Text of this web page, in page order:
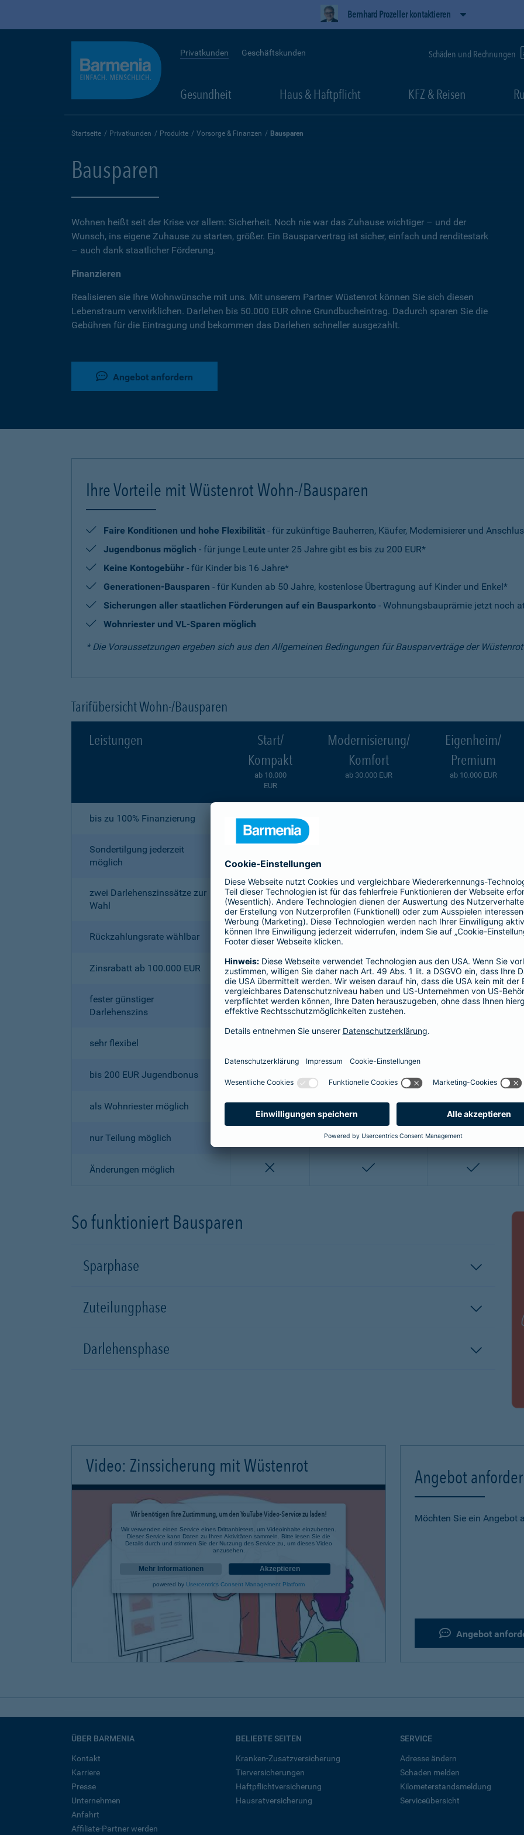
Bernhard Prozeller kontaktieren
Privatkunden Geschäftskunden Schäden und Rechnungen
Gesundheit Haus & Haftpflicht KFZ & Reisen
Startseite Privatkunden Produkte Vorsorge & Finanzen Bausparen
Bausparen
Wohnen heißt seit der Krise vor allem: Sicherheit. Noch nie war das Zuhause wichtiger – und der
Wunsch, ins eigene Zuhause zu starten, größer. Ein Bausparvertrag ist sicher, einfach und renditestark
– auch dank staatlicher Förderung.
Finanzieren
Realisieren sie Ihre Wohnwünsche mit uns. Mit unserem Partner Wüstenrot können Sie sich diesen
Lebenstraum verwirklichen. Darlehen bis 50.000 EUR ohne Grundbucheintrag. Dadurch sparen Sie die
Gebühren für die Eintragung und bekommen das Darlehen schneller ausgezahlt.
Angebot anfordern
Ihre Vorteile mit Wüstenrot Wohn-/Bausparen
Faire Konditionen und hohe Flexibilität - für zukünftige Bauherren, Käufer, Modernisierer und
Jugendbonus möglich - für junge Leute unter 25 Jahre gibt es bis zu 200 EUR*
Keine Kontogebühr - für Kinder bis 16 Jahre*
Generationen-Bausparen - für Kunden ab 50 Jahre, kostenlose Übertragung auf Kinder und Enkel*
Sicherungen aller staatlichen Förderungen auf ein Bausparkonto - Wohnungsbauprämie jetzt noch
Wohnriester und VL-Sparen möglich
* Die Voraussetzungen ergeben sich aus den Allgemeinen Bedingungen für Bausparverträge der
Tarifübersicht Wohn-/Bausparen
Leistungen
Start/
Kompakt
ab 10.000
EUR
Modernisierung/
Komfort
ab 30.000 EUR
Eigenheim/
Premium
ab 10.000 EUR
bis zu 100% Finanzierung enthalten
Sondertilgung jederzeit
möglich
zwei Darlehenszinssätze zur
Wahl
nicht enthalten enthalten enthalten
Rückzahlungsrate wählbar nicht enthalten nicht enthalten enthalten
Zinsrabatt ab 100.000 EUR nicht enthalten nicht enthalten enthalten
fester günstiger
Darlehenszins
enthalten enthalten enthalten
sehr flexibel
bis 200 EUR Jugendbonus
als Wohnriester möglich nicht enthalten nicht enthalten enthalten
nur Teilung möglich nicht enthalten
Änderungen möglich enthalten enthalten
So funktioniert Bausparen
Sparphase
Zuteilungphase
Darlehensphase
Video: Zinssicherung mit Wüstenrot
Wir benötigen Ihre Zustimmung, um den YouTube Video-Service zu laden!
Wir verwenden einen Service eines Drittanbieters, um Videoinhalte einzubetten.
Dieser Service kann Daten zu Ihren Aktivitäten sammeln. Bitte lesen Sie die
Details durch und stimmen Sie der Nutzung des Service zu, um dieses Video
anzusehen.
Mehr Informationen Akzeptieren
powered by Usercentrics Consent Management Platform
Angebot
Möchten Sie ein Angebot
Angebot
ÜBER BARMENIA
Kontakt
Karriere
Presse
Unternehmen
Anfahrt
Affiliate-Partner werden
BELIEBTE SEITEN
Kranken-Zusatzversicherung
Tierversicherungen
Haftpflichtversicherung
Hausratversicherung
SERVICE
Adresse ändern
Schaden melden
Kilometerstandsmeldung
Serviceübersicht